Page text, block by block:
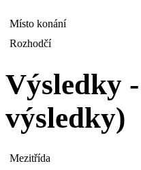
Místo konání
Rozhodčí
Výsledky
výsledky)
Mezitřída